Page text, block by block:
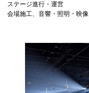
ステージ進行・運営
会場施工、音響・照明・映像